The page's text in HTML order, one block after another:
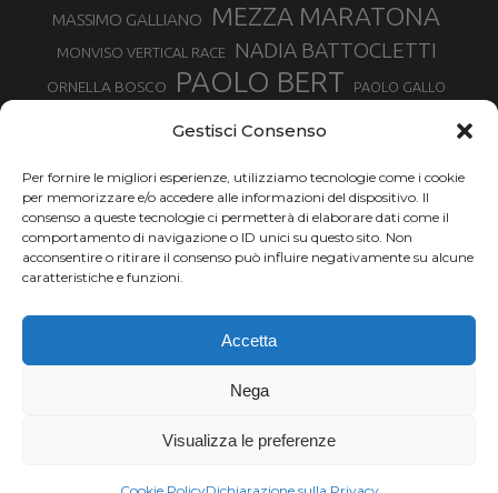
Gestisci Consenso
Per fornire le migliori esperienze, utilizziamo tecnologie come i cookie
per memorizzare e/o accedere alle informazioni del dispositivo. Il
consenso a queste tecnologie ci permetterà di elaborare dati come il
comportamento di navigazione o ID unici su questo sito. Non
acconsentire o ritirare il consenso può influire negativamente su alcune
caratteristiche e funzioni.
Accetta
Nega
Visualizza le preferenze
MASSIMO GALLIANO MEZZA MARATONA
MONVISO VERTICAL RACE NADIA BATTOCLETTI
ORNELLA BOSCO PAOLO BERT PAOLO GALLO
SILVIA SERAFINI SONIA GLAREY TAVAGNASCO TOR DES GEANTS
TOUR MONVISO TRAIL TRAIL MONTE CASTO TROFEO KIMA
TURIN MARATHON URBAN ZEMMER VAL DI FASSA RUNNING
VALENTINA BELOTTI
VENICE MARATHON
XAVIER CHEVRIER
YEMAN CRIPPA
Chi siamo | Termini d'uso | Privacy |